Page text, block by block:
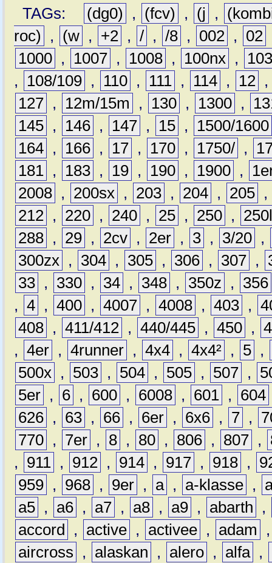
TAGs: (dg0) , (fcv) , (j ,
roc)
, (w , +2 , / , /8 , 002 , 02
1000 , 1007 , 1008 , 100nx ,
,
108/109 , 110 , 111 , 114 , 12
127 , 12m/15m , 130 , 1300 ,
145 , 146 , 147 , 15 ,
1500/1600
164 , 166 , 17 , 170 , 1750/ ,
181 , 183 , 19 , 190 , 1900 ,
2008 , 200sx , 203 , 204 , 205 ,
212 , 220 , 240 , 25 , 250 ,
288 , 29 , 2cv , 2er , 3 , 3/20 ,
300zx , 304 , 305 , 306 , 307 ,
33 , 330 , 34 , 348 , 350z ,
356
, 4 , 400 , 4007 , 4008 , 403 ,
408 , 411/412 , 440/445 , 450 ,
, 4er , 4runner , 4x4 , 4x4² , 5 ,
500x , 503 , 504 , 505 , 507 ,
5er , 6 , 600 , 6008 , 601 , 604
626 , 63 , 66 , 6er , 6x6 , 7 ,
770 , 7er , 8 , 80 , 806 , 807 ,
,
911 , 912 , 914 , 917 , 918 ,
959 , 968 , 9er , a , a-klasse ,
a5 , a6 , a7 , a8 , a9 , abarth
,
accord
, active , activee , adam
aircross
, alaskan , alero , alfa ,